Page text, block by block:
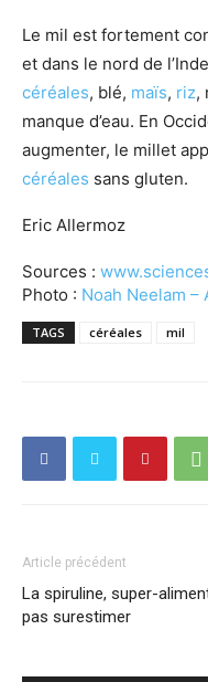
Le mil est fortement
et dans le nord de
céréales, blé, maïs, riz,
manque d’eau. En
augmenter, le millet
céréales sans gluten.
Eric Allermoz
Sources :
Photo : Noah Neelam –
TAGS céréales mil
Article précédent
La spiruline, super-
pas surestimer